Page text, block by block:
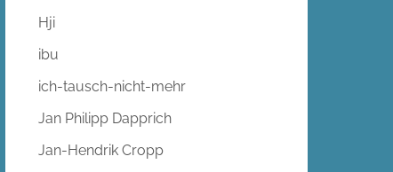
Hji
ibu
ich-tausch-nicht-mehr
Jan Philipp Dapprich
Jan-Hendrik Cropp